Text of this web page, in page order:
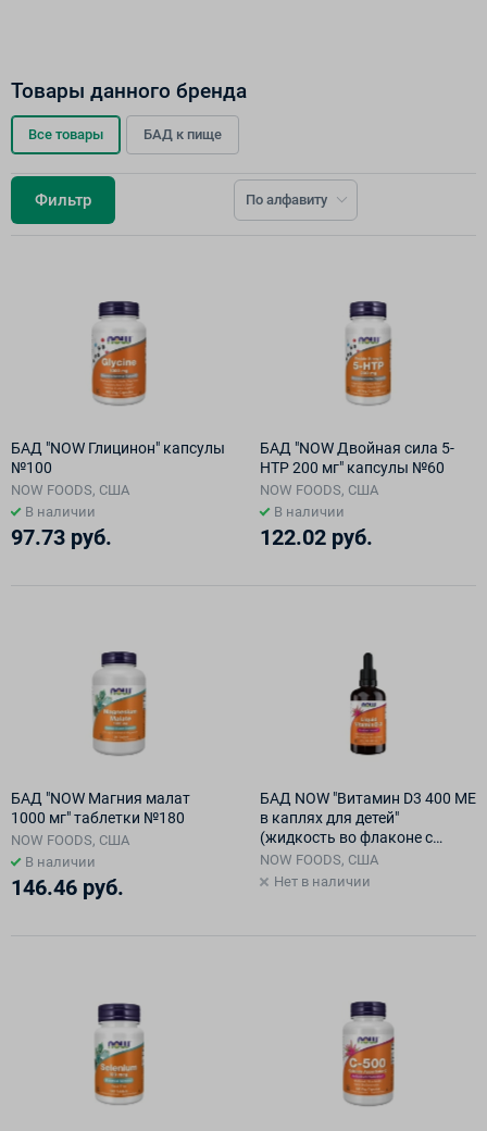
Товары данного бренда
Все товары БАД к пище
Фильтр По алфавиту
БАД "NOW Глицинон" капсулы
№100
NOW FOODS, США
В наличии
97.73 руб.
БАД "NOW Двойная сила 5-
HTP 200 мг" капсулы №60
NOW FOODS, США
В наличии
122.02 руб.
БАД "NOW Магния малат
1000 мг" таблетки №180
NOW FOODS, США
В наличии
146.46 руб.
БАД NOW "Витамин D3 400 МЕ
в каплях для детей"
(жидкость во флаконе с
дозатором) №1
NOW FOODS, США
Нет в наличии